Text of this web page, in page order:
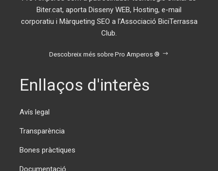
Biter.cat, aporta Disseny WEB, Hosting, e-mail
corporatiu i Màrqueting SEO a l'Associació BiciTerrassa
Club.
Descobreix més sobre Pro Amperos ®
Enllaços d'interès
Avís legal
Transparència
Bones pràctiques
Documentació